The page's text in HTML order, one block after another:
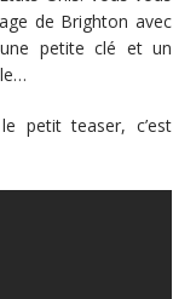
de Brighton avec
petite clé et un
petit teaser, c’est